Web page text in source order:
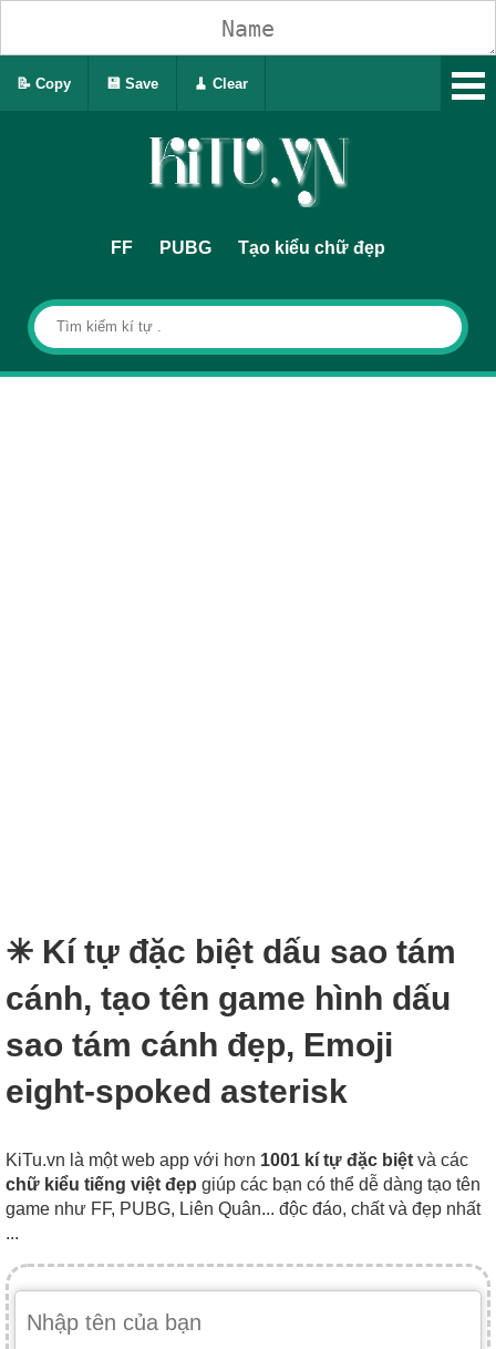
FF PUBG Tạo kiểu chữ đẹp
✳ Kí tự đặc biệt dấu sao tám
cánh, tạo tên game hình dấu
sao tám cánh đẹp, Emoji
eight-spoked asterisk
KiTu.vn là một web app với hơn 1001 kí tự đặc biệt và các
chữ kiểu tiếng việt đẹp giúp các bạn có thể dễ dàng tạo tên
game như FF, PUBG, Liên Quân... độc đáo, chất và đẹp nhất
...
📝 Copy 💾 Save 🧹 Clear